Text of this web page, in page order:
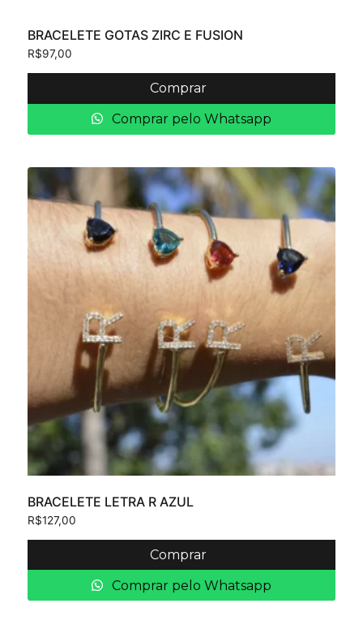
BRACELETE GOTAS ZIRC E FUSION
R$97,00
Comprar
Comprar pelo Whatsapp
BRACELETE LETRA R AZUL
R$127,00
Comprar
Comprar pelo Whatsapp